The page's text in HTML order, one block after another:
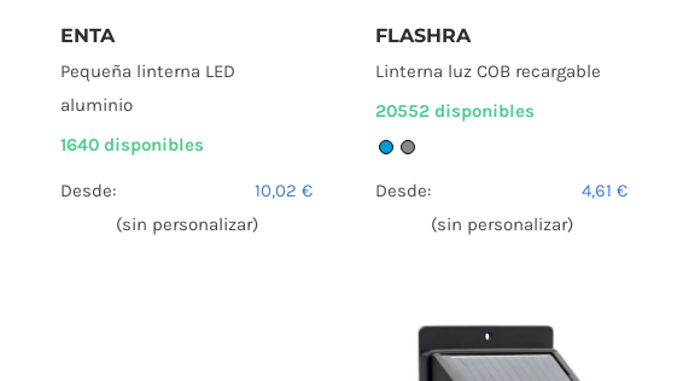
ENTA
Pequeña linterna LED
aluminio
1640 disponibles
Desde: 10,02€
(sin personalizar)
FLASHRA
Linterna luz COB recargable
20552 disponibles
Desde: 4,61 €
(sin personalizar)